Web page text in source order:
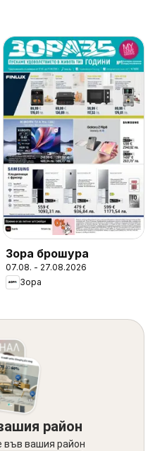
Зора брошура
07.08. - 27.08.2026
Зора
район
във вашия район